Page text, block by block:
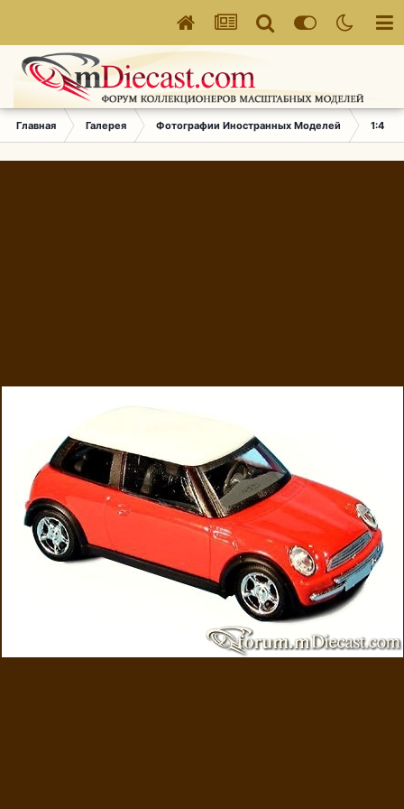
Главная Галерея Фотографии Иностранных Моделей 1:43